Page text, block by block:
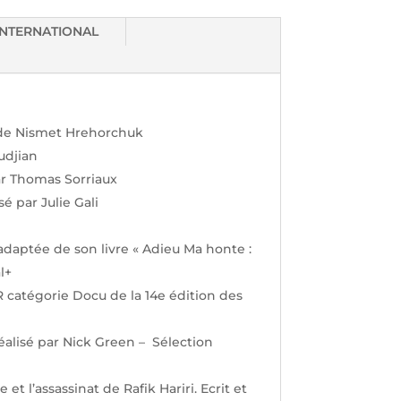
Nismet Hrehorchuk
Thomas Sorriaux
par Julie Gali
de son livre « Adieu Ma honte :
catégorie Docu de la 14e édition des
par Nick Green – Sélection
et l’assassinat de Rafik Hariri. Ecrit et